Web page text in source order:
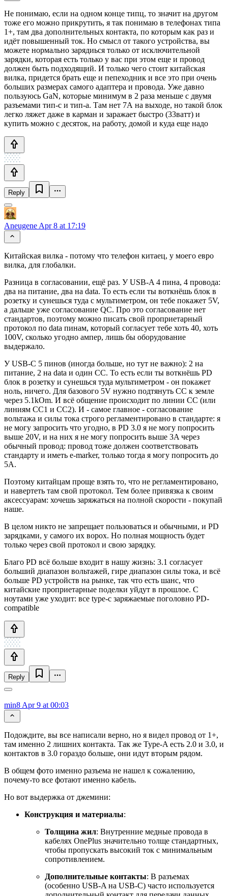
Не понимаю, если на одном конце типц, то значит на другом
тоже его можно прикрутить, я так понимаю в телефонах типа
1+, там два дополнительных контакта, по которым как раз и
идёт повышенный ток. Но смысл от такого устройства, вы
можете нормально зарядиься только от исключительной
зарядки, которая есть только у вас при этом еще и провод
должен быть подходящий. И только чего стоит китайская
вилка, придется брать еще и пепеходник и все это при очень
больших размерах самого адаптера и провода. Уже давно
пользуюсь GaN, которые минимум в 2 раза меньше с двумя
разъемами тип-с и тип-а. Там нет 7А на выходе, но такой блок
легко ляжет даже в карман и заражает быстро (33ватт) и
купить можно с десяток, на работу, домой и куда еще надо
Reply
Aneugene Apr 8 at 17:19
Китайская вилка - потому что телефон китаец, у моего евро
вилка, для глобалки.
Разница в согласовании, ещё раз. У USB-A 4 пина, 4 провода:
два на питание, два на data. То есть если ты воткнёшь блок в
розетку и сунешься туда с мультиметром, он тебе покажет 5V,
а дальше уже согласование QC. Про это согласование нет
стандартов, поэтому можно писать свой проприетарный
протокол по data пинам, который согласует тебе хоть 40, хоть
100V, сколько угодно ампер, лишь бы оборудование
выдержало.
У USB-C 5 пинов (иногда больше, но тут не важно): 2 на
питание, 2 на data и один CC. То есть если ты воткнёшь PD
блок в розетку и сунешься туда мультиметром - он покажет
ноль, ничего. Для базового 5V нужно подтянуть CC к земле
через 5.1kOm. И всё общение происходит по линии CC (или
линиям CC1 и CC2). И - самое главное - согласование
вольтажа и силы тока строго регламентировано в стандарте: я
не могу запросить что угодно, в PD 3.0 я не могу попросить
выше 20V, и на них я не могу попросить выше 3A через
обычный провод: провод тоже должен соответствовать
стандарту и иметь e-marker, только тогда я могу попросить до
5A.
Поэтому китайцам проще взять то, что не регламентировано,
и навертеть там свой протокол. Тем более привязка к своим
аксессуарам: хочешь заряжаться на полной скорости - покупай
наше.
В целом никто не запрещает пользоваться и обычными, и PD
зарядками, у самого их ворох. Но полная мощность будет
только через свой протокол и свою зарядку.
Благо PD всё больше входит в нашу жизнь: 3.1 согласует
больший диапазон вольтажей, гире диапазон силы тока, и всё
больше PD устройств на рынке, так что есть шанс, что
китайские проприетарные поделки уйдут в прошлое. С
ноутами уже уходит: все type-c заряжаемые поголовно PD-
compatible
Reply
min8 Apr 9 at 00:03
Подождите, вы все написали верно, но я видел провод от 1+,
там именно 2 лишних контакта. Так же Type-A есть 2.0 и 3.0, и
контактов в 3.0 гораздо больше, они идут вторым рядом.
В общем фото именно разъема не нашел к сожалению,
почему-то все фотают именно кабель.
Но вот выдержка от джемини:
Конструкция и материалы:
Толщина жил: Внутренние медные провода в
кабелях OnePlus значительно толще стандартных,
чтобы пропускать высокий ток с минимальным
сопротивлением.
Дополнительные контакты: В разъемах
(особенно USB-A на USB-C) часто используется